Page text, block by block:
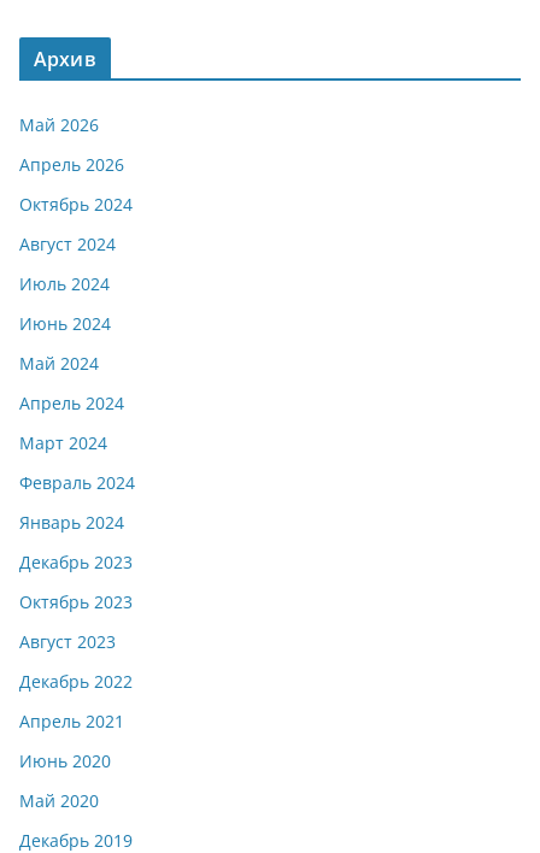
Архив
Май 2026
Апрель 2026
Октябрь 2024
Август 2024
Июль 2024
Июнь 2024
Май 2024
Апрель 2024
Март 2024
Февраль 2024
Январь 2024
Декабрь 2023
Октябрь 2023
Август 2023
Декабрь 2022
Апрель 2021
Июнь 2020
Май 2020
Декабрь 2019